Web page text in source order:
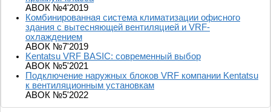
АВОК №4'2019
Комбинированная система климатизации офисного
здания с вытесняющей вентиляцией и VRF-
охлаждением
АВОК №7'2019
Kentatsu VRF BASIC: современный выбор
АВОК №5'2021
Подключение наружных блоков VRF компании Kentatsu
к вентиляционным установкам
АВОК №5'2022